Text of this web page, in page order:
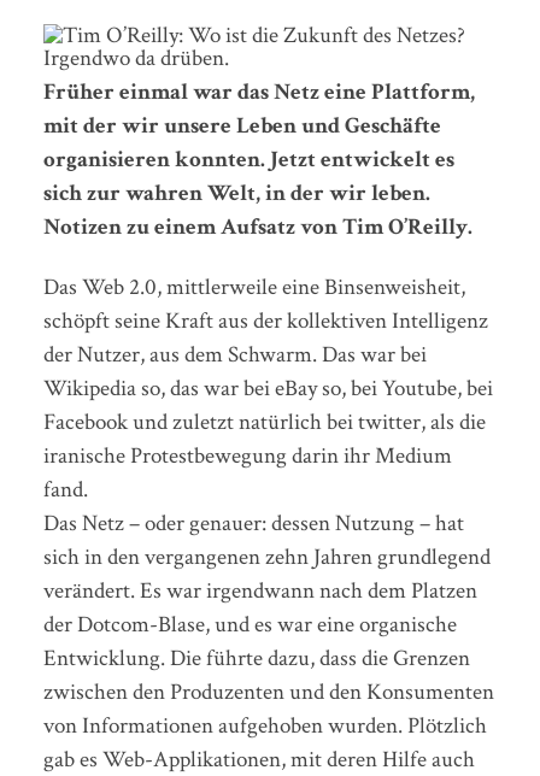
Früher einmal war das Netz eine Plattform,
mit der wir unsere Leben und Geschäfte
organisieren konnten. Jetzt entwickelt es
sich zur wahren Welt, in der wir leben.
Notizen zu einem Aufsatz von Tim O’Reilly.
Das Web 2.0, mittlerweile eine Binsenweisheit,
schöpft seine Kraft aus der kollektiven Intelligenz
der Nutzer, aus dem Schwarm. Das war bei
Wikipedia so, das war bei eBay so, bei Youtube, bei
Facebook und zuletzt natürlich bei twitter, als die
iranische Protestbewegung darin ihr Medium
fand.
Das Netz – oder genauer: dessen Nutzung – hat
sich in den vergangenen zehn Jahren grundlegend
verändert. Es war irgendwann nach dem Platzen
der Dotcom-Blase, und es war eine organische
Entwicklung. Die führte dazu, dass die Grenzen
zwischen den Produzenten und den Konsumenten
von Informationen aufgehoben wurden. Plötzlich
gab es Web-Applikationen, mit deren Hilfe auch